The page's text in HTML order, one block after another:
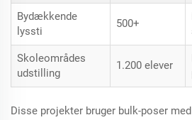
Bydækkende
lyssti
500+
Skoleområdes
udstilling
1.200 elever
Disse projekter bruger bulk-poser